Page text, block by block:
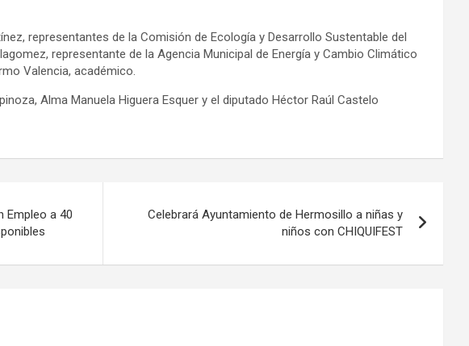
representantes de la Comisión de Ecología y Desarrollo Sustentable del
representante de la Agencia Municipal de Energía y Cambio Climático
Valencia, académico.
Alma Manuela Higuera Esquer y el diputado Héctor Raúl Castelo
Empleo a 40
Celebrará Ayuntamiento de Hermosillo a niñas y
niños con CHIQUIFEST